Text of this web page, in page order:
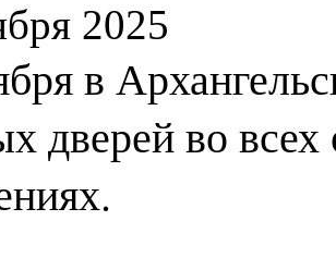
2025
в
дверей во всех